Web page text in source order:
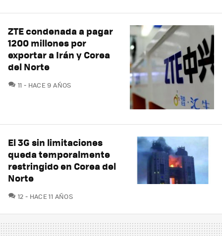
ZTE condenada a pagar
1200 millones por
exportar a Irán y Corea
del Norte
11 COMENTARIOS
HACE 9 AÑOS
El 3G sin limitaciones
queda temporalmente
restringido en Corea del
Norte
12 COMENTARIOS
HACE 11 AÑOS